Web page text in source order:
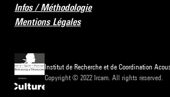
Infos / Méthodologie
Mentions Légales
Institut de Recherche et de Coordination
Copyright © 2022 Ircam. All rights reserved.